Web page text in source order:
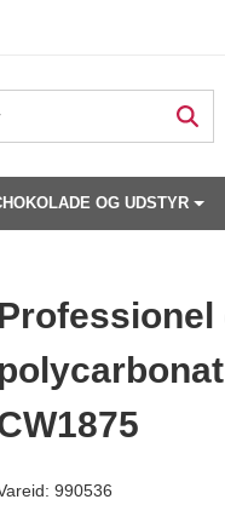
OG UDSTYR
990536